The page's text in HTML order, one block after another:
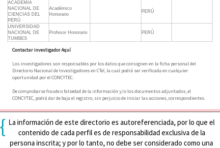
ACADEMIA
NACIONAL DE
CIENCIAS DEL
PERÚ
Académico
Honorario
PERÚ
UNIVERSIDAD
NACIONAL DE
TUMBES
Profesor Honorario PERÚ
Contactar investigador Aquí
Los investigadores son responsables por los datos que consignen en la ficha personal del
Directorio Nacional de Investigadores en CTeI, la cual podrá ser verificada en cualquier
oportunidad por el CONCYTEC.
De comprobarse fraude o falsedad de la información y/o los documentos adjuntados, el
CONCYTEC, podrá dar de baja el registro, sin perjuicio de iniciar las acciones, correspondientes.
{ La información de este directorio es autoreferenciada, por lo que el
contenido de cada perfil es de responsabilidad exclusiva de la
persona inscrita; y por lo tanto, no debe ser considerado como una